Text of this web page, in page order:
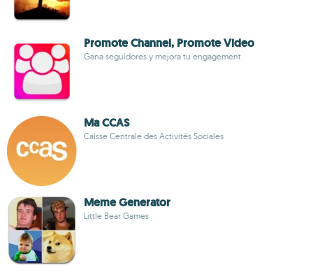
Promote Channel, Promote Video
Gana seguidores y mejora tu engagement
Ma CCAS
Caisse Centrale des Activités Sociales
Meme Generator
Little Bear Games